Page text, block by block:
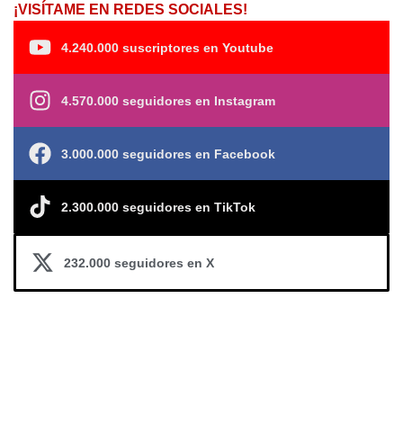
¡VISÍTAME EN REDES SOCIALES!
4.240.000 suscriptores en Youtube
4.570.000 seguidores en Instagram
3.000.000 seguidores en Facebook
2.300.000 seguidores en TikTok
232.000 seguidores en X